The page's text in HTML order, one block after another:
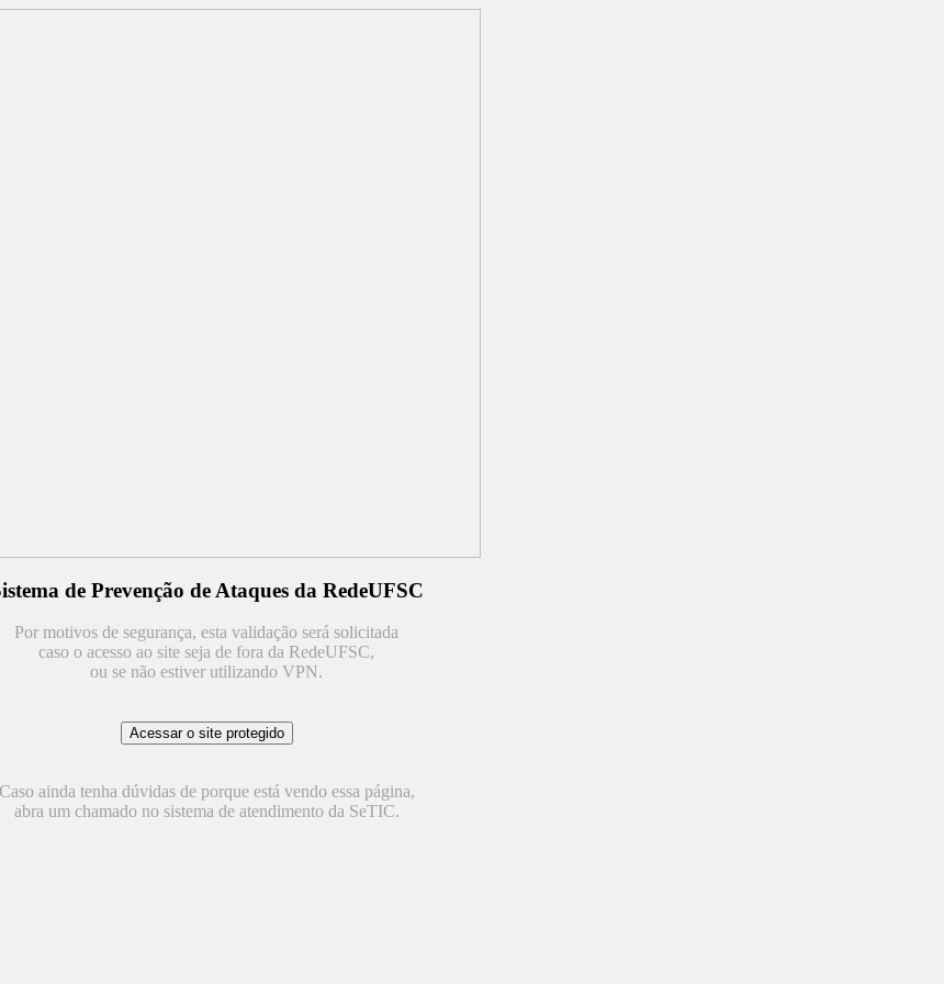
de Prevenção de Ataques da RedeUFSC
Por motivos de segurança, esta validação será solicitada
caso o acesso ao site seja de fora da RedeUFSC,
ou se não estiver utilizando VPN.
Caso ainda tenha dúvidas de porque está vendo essa página,
abra um chamado no sistema de atendimento da SeTIC.